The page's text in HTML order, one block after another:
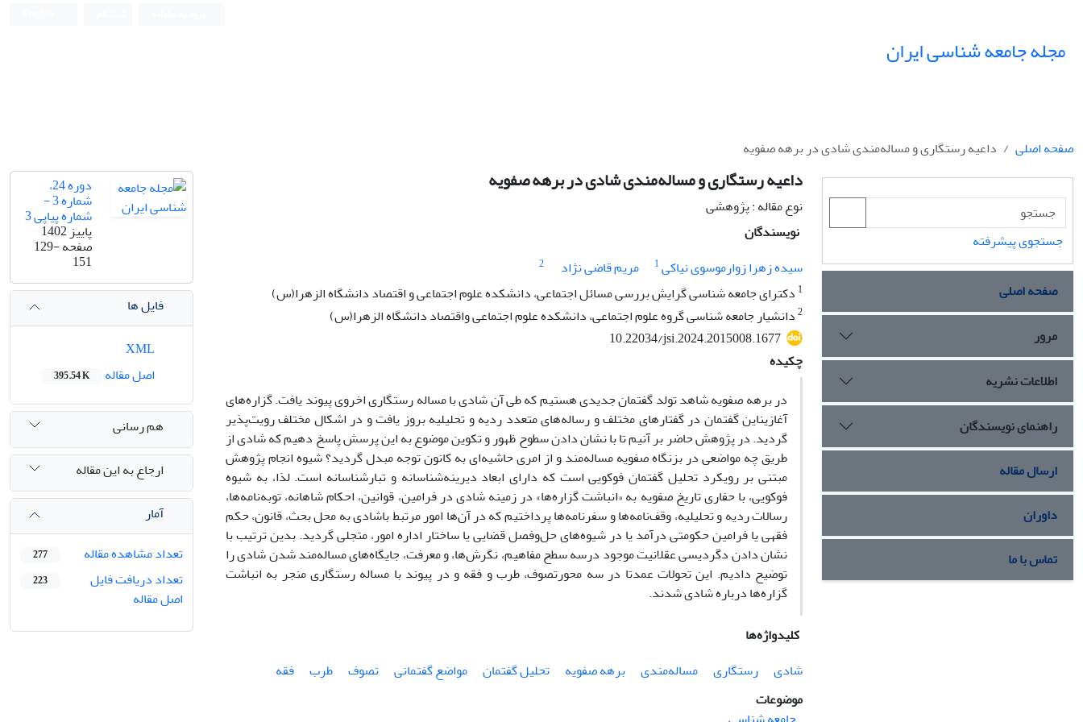
مجله جامعه شناسی ایران
صفحه اصلی داعیه رستگاری و مساله‌مندی شادی در برهه صفویه
داعیه رستگاری و مساله‌مندی شادی در برهه صفویه
نوع مقاله : پژوهشی
نویسندگان
سیده زهرا زوارموسوی نیاکی1 مریم قاضی نژاد
2
1 دکترای جامعه شناسی گرایش بررسی مسائل اجتماعی، دانشکده علوم اجتماعی و اقتصاد دانشگاه الزهرا(س)
2دانشیار جامعه شناسی گروه علوم اجتماعی، دانشکده علوم اجتماعی واقتصاد دانشگاه الزهرا(س)
10.22034/jsi.2024.2015008.1677
چکیده
در برهه صفویه شاهد تولد گفتمان جدیدی هستیم که طی آن شادی با مساله رستگاری اخروی پیوند یافت. گزاره‌های
آغازیناین گفتمان در گفتارهای مختلف و رساله‌های متعدد ردیه و تحلیلیه بروز یافت و در اشکال مختلف رویت‌پذیر
گردید. در پژوهش حاضر بر آنیم تا با نشان دادن سطوح ظهور و تکوین موضوع به این پرسش پاسخ دهیم که شادی از
طریق چه مواضعی در بزنگاه صفویه مساله‌مند و از امری حاشیه‌ای به کانون توجه مبدل گردید؟ شیوه انجام پژوهش
مبتنی بر رویکرد تحلیل گفتمان فوکویی است که دارای ابعاد دیرینه‌شناسانه و تبارشناسانه است. لذا، به شیوه
فوکویی، با حفاری تاریخ صفویه به «انباشت گزاره‌ها» در زمینه شادی در فرامین، قوانین، احکام شاهانه، توبه‌نامه‌ها،
رسالات ردیه و تحلیلیه، وقف‌نامه‌ها و سفرنامه‌ها پرداختیم که در‌ آن‌ها امور مرتبط باشادی به محل بحث، قانون، حکم
فقهی یا فرامین حکومتی درآمد یا در شیوه‌های حل‌وفصل قضایی یا ساختار اداره امور، متجلی گردید. بدین ترتیب با
نشان دادن دگردیسی عقلانیت موجود درسه سطح مفاهیم، نگرش‌ها، و معرفت، جایگاه‌های مساله‌مند شدن شادی را
توضیح دادیم. این تحولات عمدتا در سه محورتصوف، طرب و فقه و در پیوند با مساله رستگاری منجر به انباشت
گزاره‌ها درباره شادی شدند.
کلیدواژه‌ها
شادی
رستگاری مساله‌مندی برهه صفویه تحلیل گفتمان مواضع گفتمانی تصوف طرب
فقه
موضوعات
دوره 24،
شماره 3 -
شماره پیاپی 3
پاییز 1402
صفحه129-
151
فایل ها
اصل مقاله
395.54 K
هم رسانی
ارجاع به این مقاله
آمار
تعداد مشاهده مقاله
277
تعداد دریافت فایل
اصل مقاله
223
جستجوی پیشرفته
صفحه اصلی
مرور
اطلاعات نشریه
راهنمای نویسندگان
ارسال مقاله
داوران
تماس با ما